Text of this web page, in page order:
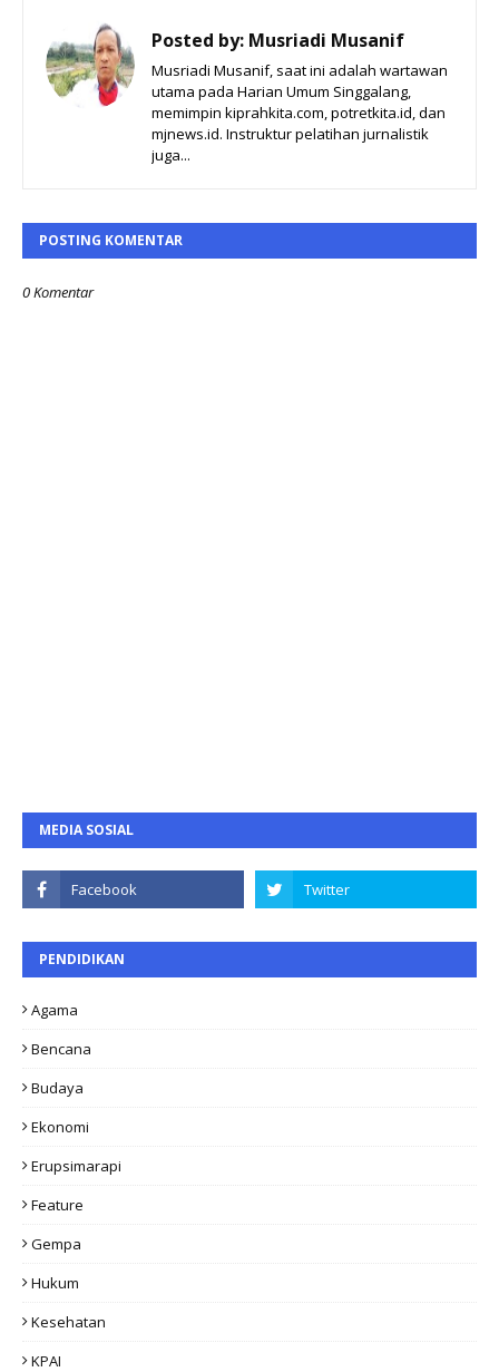
Posted by: Musriadi Musanif
Musriadi Musanif, saat ini adalah wartawan
utama pada Harian Umum Singgalang,
memimpin kiprahkita.com, potretkita.id, dan
mjnews.id. Instruktur pelatihan jurnalistik
juga...
POSTING KOMENTAR
0 Komentar
MEDIA SOSIAL
PENDIDIKAN
Agama
Bencana
Budaya
Ekonomi
Erupsimarapi
Feature
Gempa
Hukum
Kesehatan
KPAI